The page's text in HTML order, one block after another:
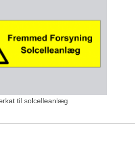
til solcelleanlæg